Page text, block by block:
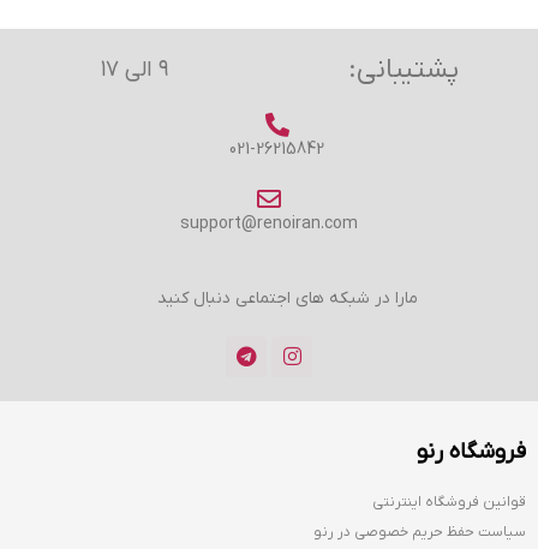
پشتیبانی: ۹ الی ۱۷
021-26215842
support@renoiran.com
مارا در شبکه های اجتماعی دنبال کنید
فروشگاه رنو
قوانین فروشگاه اینترنتی
سیاست حفظ حریم خصوصی در رنو